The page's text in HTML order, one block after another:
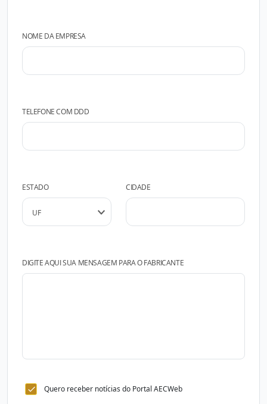
NOME DA EMPRESA
TELEFONE COM DDD
ESTADO CIDADE
DIGITE AQUI SUA MENSAGEM PARA O FABRICANTE
Quero receber notícias do Portal AECWeb